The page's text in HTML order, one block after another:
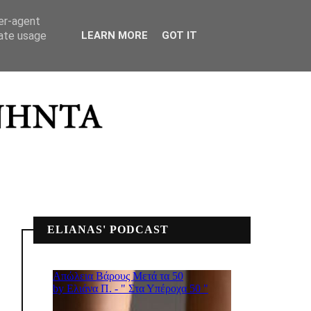
ΜΟΥ
ELIANAS' PODCAST
agent
usage
LEARN MORE GOT IT